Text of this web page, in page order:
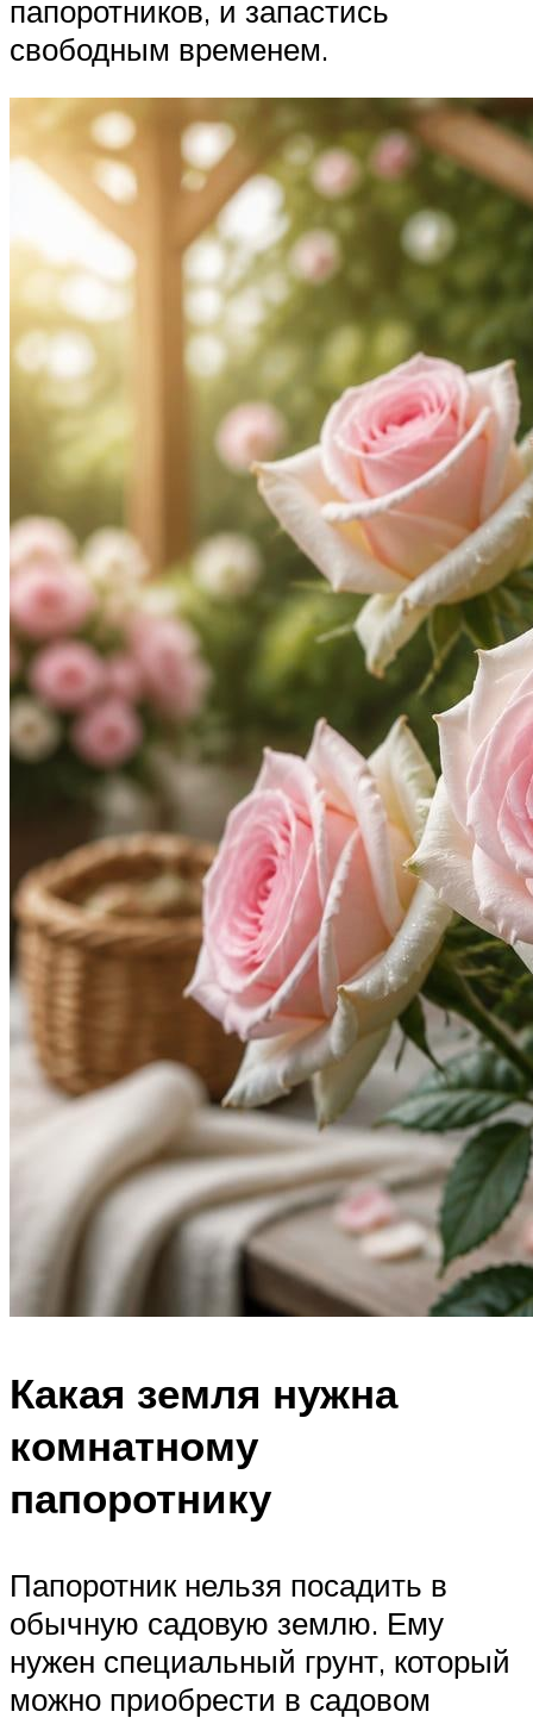
папоротников, и запастись
свободным временем.
Какая земля нужна
комнатному
папоротнику
Папоротник нельзя посадить в
обычную садовую землю. Ему
нужен специальный грунт, который
можно приобрести в садовом